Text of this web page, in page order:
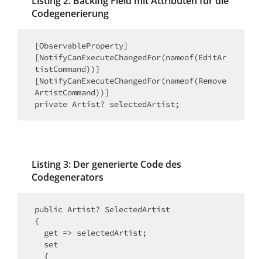
Codegenerierung
[ObservableProperty]
[NotifyCanExecuteChangedFor(nameof(EditAr
tistCommand))]
[NotifyCanExecuteChangedFor(nameof(Remove
ArtistCommand))]
Listing 3: Der generierte Code des
Codegenerators
public Artist? SelectedArtist
{